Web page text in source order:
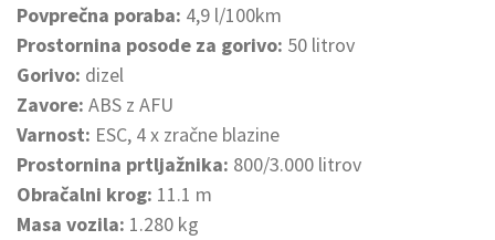
Povprečna poraba: 4,9 l/100km
Prostornina posode za gorivo: 50 litrov
Gorivo: dizel
Zavore: ABS z AFU
Varnost: ESC, 4 x zračne blazine
Prostornina prtljažnika: 800/3.000 litrov
Obračalni krog: 11.1 m
Masa vozila: 1.280 kg